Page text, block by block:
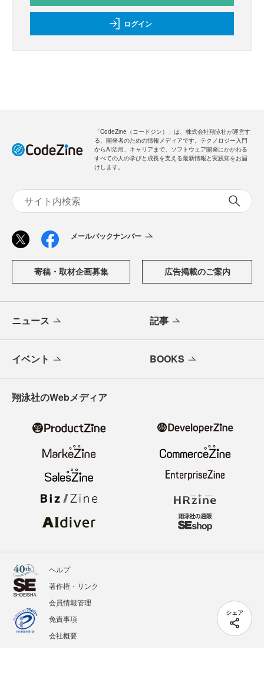
シェア
ログイン
「CodeZine（コードジン）」は、株式会社翔泳社が運営す
る、開発者のための情報メディアです。テクノロジー入門
からAI活用、キャリアまで、ソフトウェア開発にかかわる
すべての人の学びと成長を支える最新情報と実践知をお届
けします。
メールバックナンバー
寄稿・取材企画募集 広告掲載のご案内
ニュース 記事
イベント BOOKS
翔泳社のWebメディア
ヘルプ
著作権・リンク
会員情報管理
免責事項
会社概要